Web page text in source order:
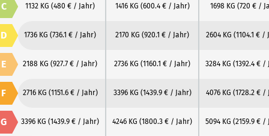
C 1132 KG (480 € / Jahr) 1416 KG (600.4 € / Jahr) 1698 KG (720 € /
D 1736 KG (736.1 € / Jahr) 2170 KG (920.1 € / Jahr) 2604 KG (1104.1 € /
E 2188 KG (927.7 € / Jahr) 2736 KG (1160.1 € / Jahr) 3284 KG (1392.4 € /
F 2716 KG (1151.6 € / Jahr) 3396 KG (1439.9 € / Jahr) 4076 KG (1728.2 € /
G 3396 KG (1439.9 € / Jahr) 4246 KG (1800.3 € / Jahr) 5094 KG (2159.9 € /